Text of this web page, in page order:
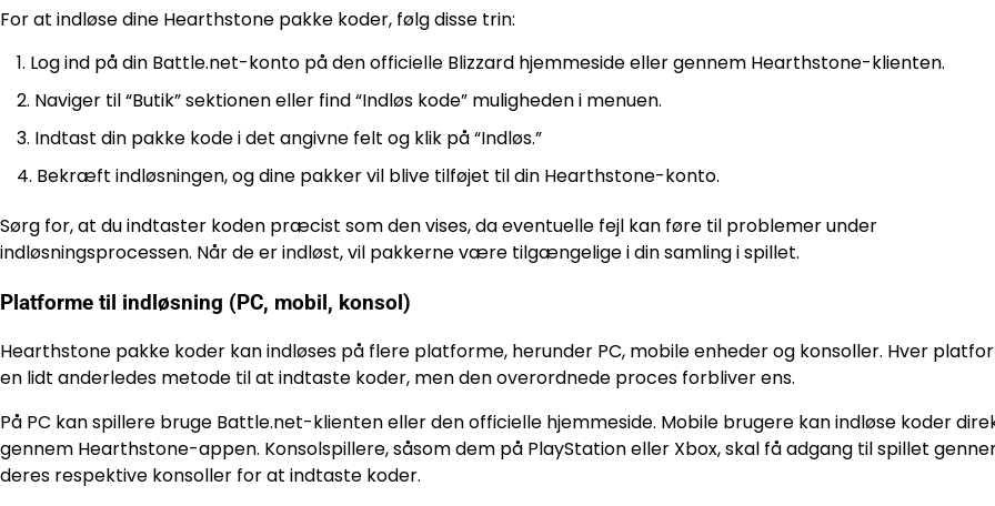
For at indløse dine Hearthstone pakke koder, følg disse trin:
Log ind på din Battle.net-konto på den officielle Blizzard hjemmeside eller gennem Hearthstone-klienten.
Naviger til “Butik” sektionen eller find “Indløs kode” muligheden i menuen.
Indtast din pakke kode i det angivne felt og klik på “Indløs.”
Bekræft indløsningen, og dine pakker vil blive tilføjet til din Hearthstone-konto.
Sørg for, at du indtaster koden præcist som den vises, da eventuelle fejl kan føre til problemer under
indløsningsprocessen. Når de er indløst, vil pakkerne være tilgængelige i din samling i spillet.
Platforme til indløsning (PC, mobil, konsol)
Hearthstone pakke koder kan indløses på flere platforme, herunder PC, mobile enheder og konsoller. Hver
en lidt anderledes metode til at indtaste koder, men den overordnede proces forbliver ens.
På PC kan spillere bruge Battle.net-klienten eller den officielle hjemmeside. Mobile brugere kan indløse koder
gennem Hearthstone-appen. Konsolspillere, såsom dem på PlayStation eller Xbox, skal få adgang til spillet
deres respektive konsoller for at indtaste koder.